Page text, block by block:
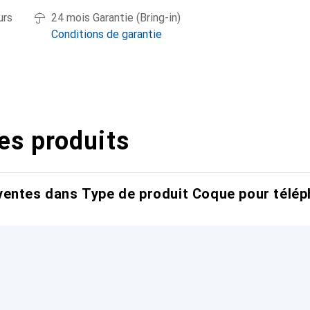
24 mois Garantie (Bring-in)
Conditions de garantie
produits
dans Type de produit Coque pour